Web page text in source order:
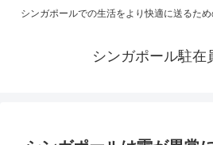
シンガポールでの生活をより快適に送るため
シンガポール駐在